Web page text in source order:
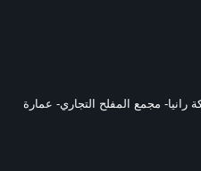
رانيا- مجمع المفلح التجاري- عمارة